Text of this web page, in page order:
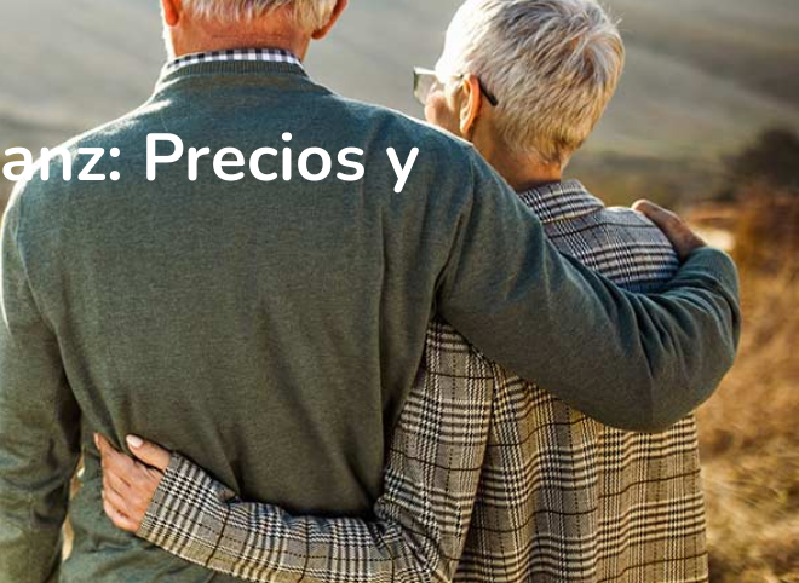
Precios y